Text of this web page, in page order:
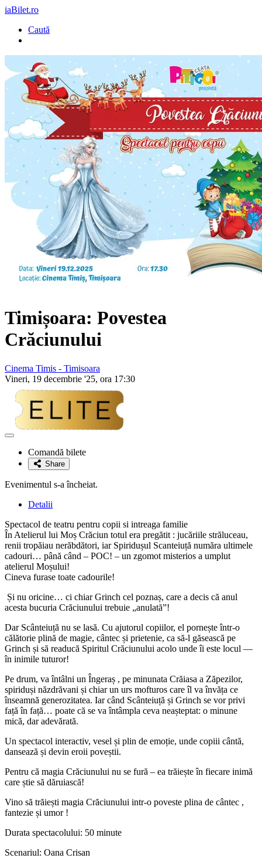
iaBilet.ro
Caută
Timișoara: Povestea
Crăciunului
Cinema Timis - Timisoara
Vineri, 19 decembrie '25, ora 17:30
Adaugă
favoriteComandă bilete
Share
Evenimentul s-a încheiat.
Detalii
Spectacol de teatru pentru copii si intreaga familie
În Atelierul lui Moș Crăciun totul era pregătit : jucăriile străluceau,
renii tropăiau nerăbdători, iar Spiridușul Scanteiuță număra ultimele
cadouri… până când – POC! – un zgomot misterios a umplut
atelierul Moșului!
Cineva furase toate cadourile!
Și nu oricine… ci chiar Grinch cel poznaș, care a decis că anul
acesta bucuria Crăciunului trebuie „anulată”!
Dar Scânteiuță nu se lasă. Cu ajutorul copiilor, el pornește într-o
călătorie plină de magie, cântec și prietenie, ca să-l găsească pe
Grinch și să readucă Spiritul Crăciunului acolo unde îi este locul —
în inimile tuturor!
Pe drum, va întâlni un Îngeraș , pe minunata Crăiasa a Zăpezilor,
spiriduși năzdrăvani și chiar un urs mofturos care îl va învăța ce
înseamnă generozitatea. Iar când Scânteiuță și Grinch se vor privi
față în față… poate că se va întâmpla ceva neașteptat: o minune
mică, dar adevărată.
Un spectacol interactiv, vesel și plin de emoție, unde copiii cântă,
dansează și devin eroii poveștii.
Pentru că magia Crăciunului nu se fură – ea trăiește în fiecare inimă
care știe să dăruiască!
Vino să trăiești magia Crăciunului intr-o poveste plina de cântec ,
fantezie și umor !
Durata spectacolului: 50 minute
Scenariul: Oana Crisan